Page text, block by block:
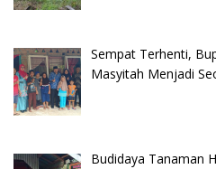
Sempat Terhenti,
Masyitah Menjadi
Budidaya Tanaman